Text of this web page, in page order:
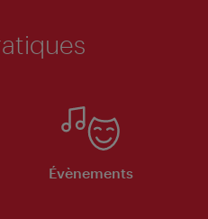
Évènements